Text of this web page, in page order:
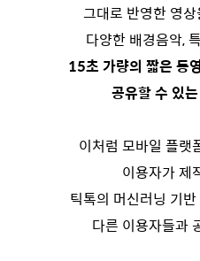
그대로 반영한 영
다양한 배경음악,
15초 가량의 짧은 동
공유할 수 있
이처럼 모바일 플랫
이용자가 제
틱톡의 머신러닝 기
다른 이용자들과